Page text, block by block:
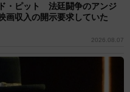
・ピット 法廷闘争のアンジ
画収入の開示要求していた
2026.08.07